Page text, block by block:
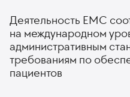
Деятельность ЕМС
на международном
административным
требованиям по
пациентов